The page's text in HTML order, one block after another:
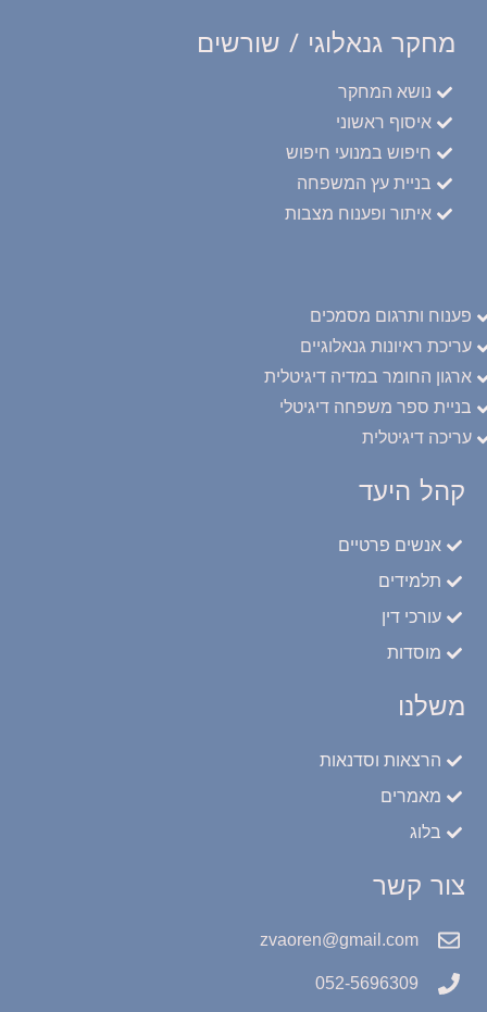
מחקר גנאלוגי / שורשים
נושא המחקר
איסוף ראשוני
חיפוש במנועי חיפוש
בניית עץ המשפחה
איתור ופענוח מצבות
פענוח ותרגום מסמכים
עריכת ראיונות גנאלוגיים
ארגון החומר במדיה דיגיטלית
בניית ספר משפחה דיגיטלי
עריכה דיגיטלית
קהל היעד
אנשים פרטיים
תלמידים
עורכי דין
מוסדות
משלנו
הרצאות וסדנאות
מאמרים
בלוג
צור קשר
zvaoren@gmail.com
052-5696309